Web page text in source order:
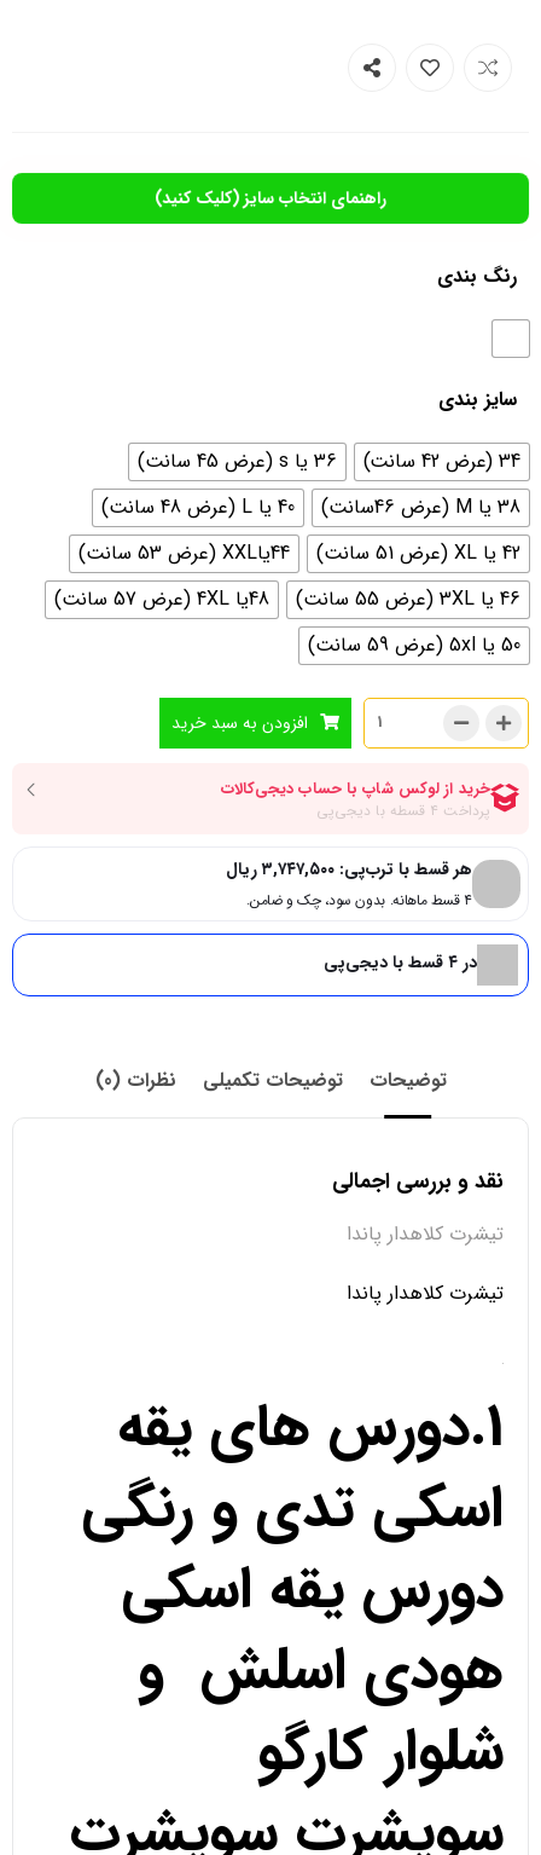
راهنمای انتخاب سایز (کلیک کنید)
رنگ بندی
سایز بندی
34 (عرض 42 سانت)
36 یا s (عرض 45 سانت)
38 یا M (عرض 46سانت)
40 یا L (عرض 48 سانت)
42 یا XL (عرض 51 سانت)
44یاXXL (عرض 53 سانت)
46 یا 3XL (عرض 55 سانت)
48یا 4XL (عرض 57 سانت)
50 یا 5xl (عرض 59 سانت)
افزودن به سبد خرید
هر قسط با ترب‌پی: ۳,۷۴۷,۵۰۰ریال
۴ قسط ماهانه. بدون سود، چک و ضامن.
در ۴ قسط با دیجی‌پی
توضیحات توضیحات تکمیلی نظرات (0)
نقد و بررسی اجمالی
تیشرت کلاهدار پاندا
تیشرت کلاهدار پاندا
1.دورس های یقه
اسکی تدی و رنگی
دورس یقه اسکی
هودی اسلش و
شلوار کارگو
سویشرت سویشرت